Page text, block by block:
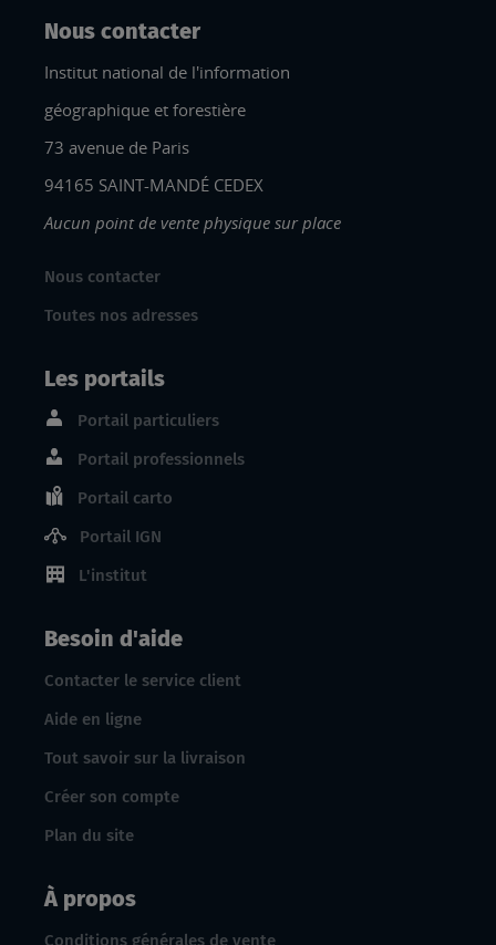
Nous contacter
Institut national de l'information
géographique et forestière
73 avenue de Paris
94165 SAINT-MANDÉ CEDEX
Aucun point de vente physique sur place
Nous contacter
Toutes nos adresses
Les portails
Portail particuliers
Portail professionnels
Portail carto
Portail IGN
L'institut
Besoin d'aide
Contacter le service client
Aide en ligne
Tout savoir sur la livraison
Créer son compte
Plan du site
À propos
Conditions générales de vente